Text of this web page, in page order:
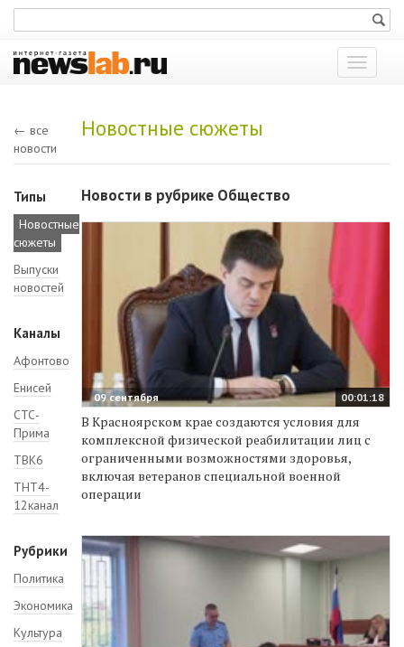
Показать
меню
← все
новости
Новостные сюжеты
Типы
Новостные
сюжеты
Выпуски
новостей
Каналы
Афонтово
Енисей
СТС-
Прима
ТВК6
ТНТ4-
12канал
Рубрики
Политика
Экономика
Культура
Новости в рубрике Общество
00:01:18
09 сентября
В Красноярском крае создаются условия для
комплексной физической реабилитации лиц с
ограниченными возможностями здоровья,
включая ветеранов специальной военной
операции